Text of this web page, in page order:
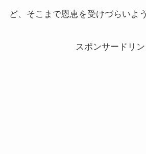
ど、そこまで恩恵を受けづらいよ
スポンサードリン